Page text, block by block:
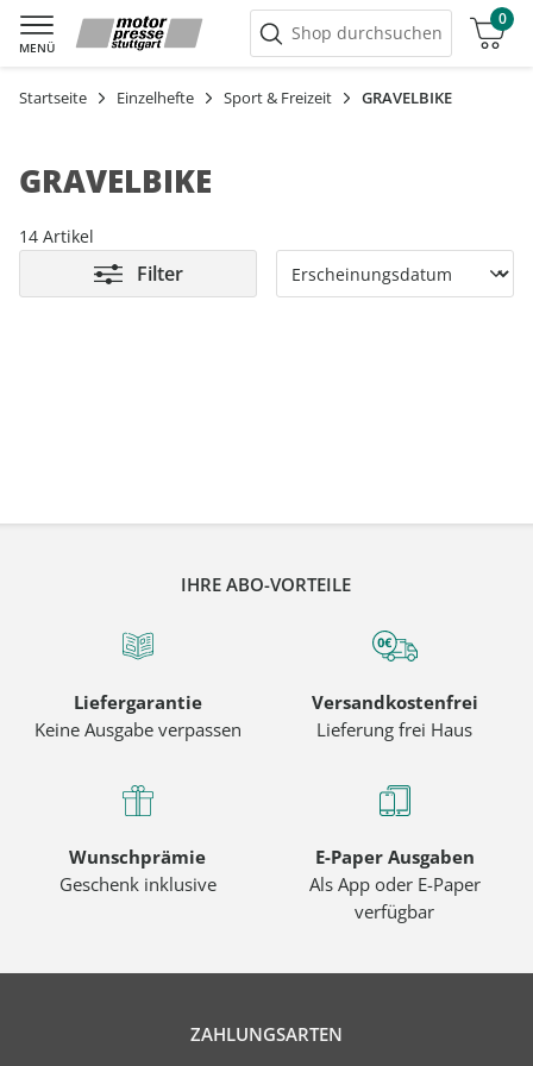
MENÜ
Shop durchsuchen
0
Warenkorb
Startseite Einzelhefte Sport & Freizeit GRAVELBIKE
GRAVELBIKE
14 Artikel
Filter
IHRE ABO-VORTEILE
Liefergarantie
Keine Ausgabe verpassen
Versandkostenfrei
Lieferung frei Haus
Wunschprämie
Geschenk inklusive
E-Paper Ausgaben
Als App oder E-Paper
verfügbar
ZAHLUNGSARTEN